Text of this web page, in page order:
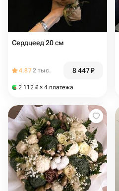
Сердцеед 20 см
4.872 тыс. 8 447₽
2 112 ₽ × 4 платежа